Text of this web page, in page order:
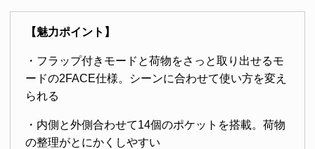
【魅力ポイント】
・フラップ付きモードと荷物をさっと取り出せるモ
ードの2FACE仕様。シーンに合わせて使い方を変え
られる
・内側と外側合わせて14個のポケットを搭載。荷物
の整理がとにかくしやすい